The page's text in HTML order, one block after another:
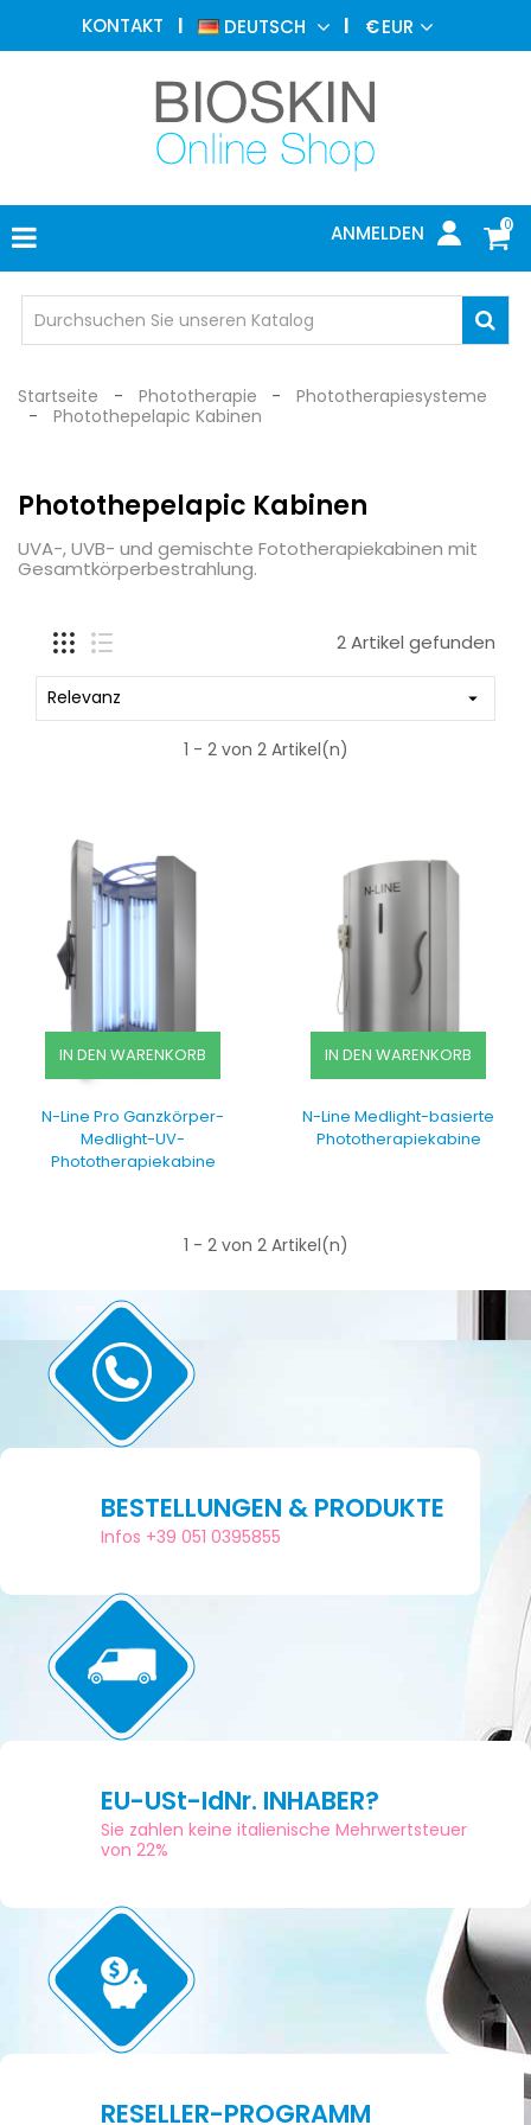
KONTAKT DEUTSCH €EUR
0
ANMELDEN
ÄSTHETISCHE
MEDIZIN
DERMATOLOGIE
PHOTOTHERAPIE
MEDIZINISCH
INDIVIDUEL
SCHUTZ
Startseite Phototherapie
Phototherapiesysteme
Photothepelapic Kabinen
Photothepelapic Kabinen
UVA-, UVB- und gemischte Fototherapiekabinen mit
Gesamtkörperbestrahlung.
2 Artikel gefunden
Relevanz 
1 - 2 von 2 Artikel(n)
IN DEN WARENKORB
N-Line Pro Ganzkörper-
Medlight-UV-
Phototherapiekabine
IN DEN WARENKORB
N-Line Medlight-basierte
Phototherapiekabine
1 - 2 von 2 Artikel(n)
BESTELLUNGEN & PRODUKTE
Infos +39 051 0395855
EU-USt-IdNr. INHABER?
Sie zahlen keine italienische Mehrwertsteuer
von 22%
RESELLER-PROGRAMM